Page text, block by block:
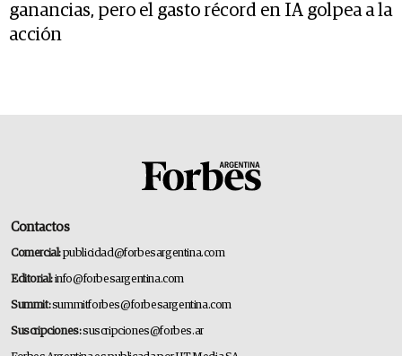
ganancias, pero el gasto récord en IA golpea a la
acción
Contactos
Comercial:publicidad@forbesargentina.com
Editorial:info@forbesargentina.com
Summit:summitforbes@forbesargentina.com
Suscripciones:suscripciones@forbes.ar